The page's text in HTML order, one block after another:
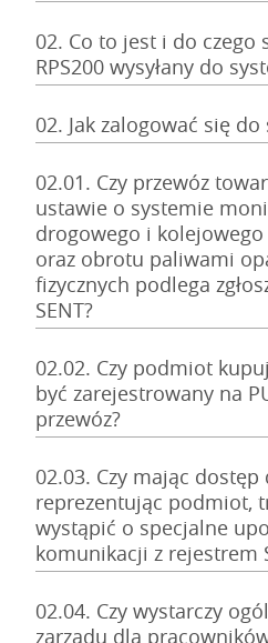
02. Co to jest i do czego
RPS200 wysyłany do
02. Jak zalogować się
02.01. Czy przewóz
ustawie o systemie
drogowego i
oraz obrotu paliwami
fizycznych podlega
SENT?
02.02. Czy podmiot
być zarejestrowany na
przewóz?
02.03. Czy mając dostęp
reprezentując podmiot,
wystąpić o specjalne
komunikacji z rejestrem
02.04. Czy wystarczy
zarządu dla